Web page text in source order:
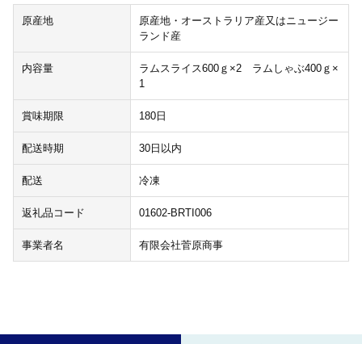
原産地
原産地・オーストラリア産又はニュージー
ランド産
内容量
ラムスライス600ｇ×2 ラムしゃぶ400ｇ×
1
賞味期限 180日
配送時期 30日以内
配送 冷凍
返礼品コード 01602-BRTI006
事業者名 有限会社菅原商事